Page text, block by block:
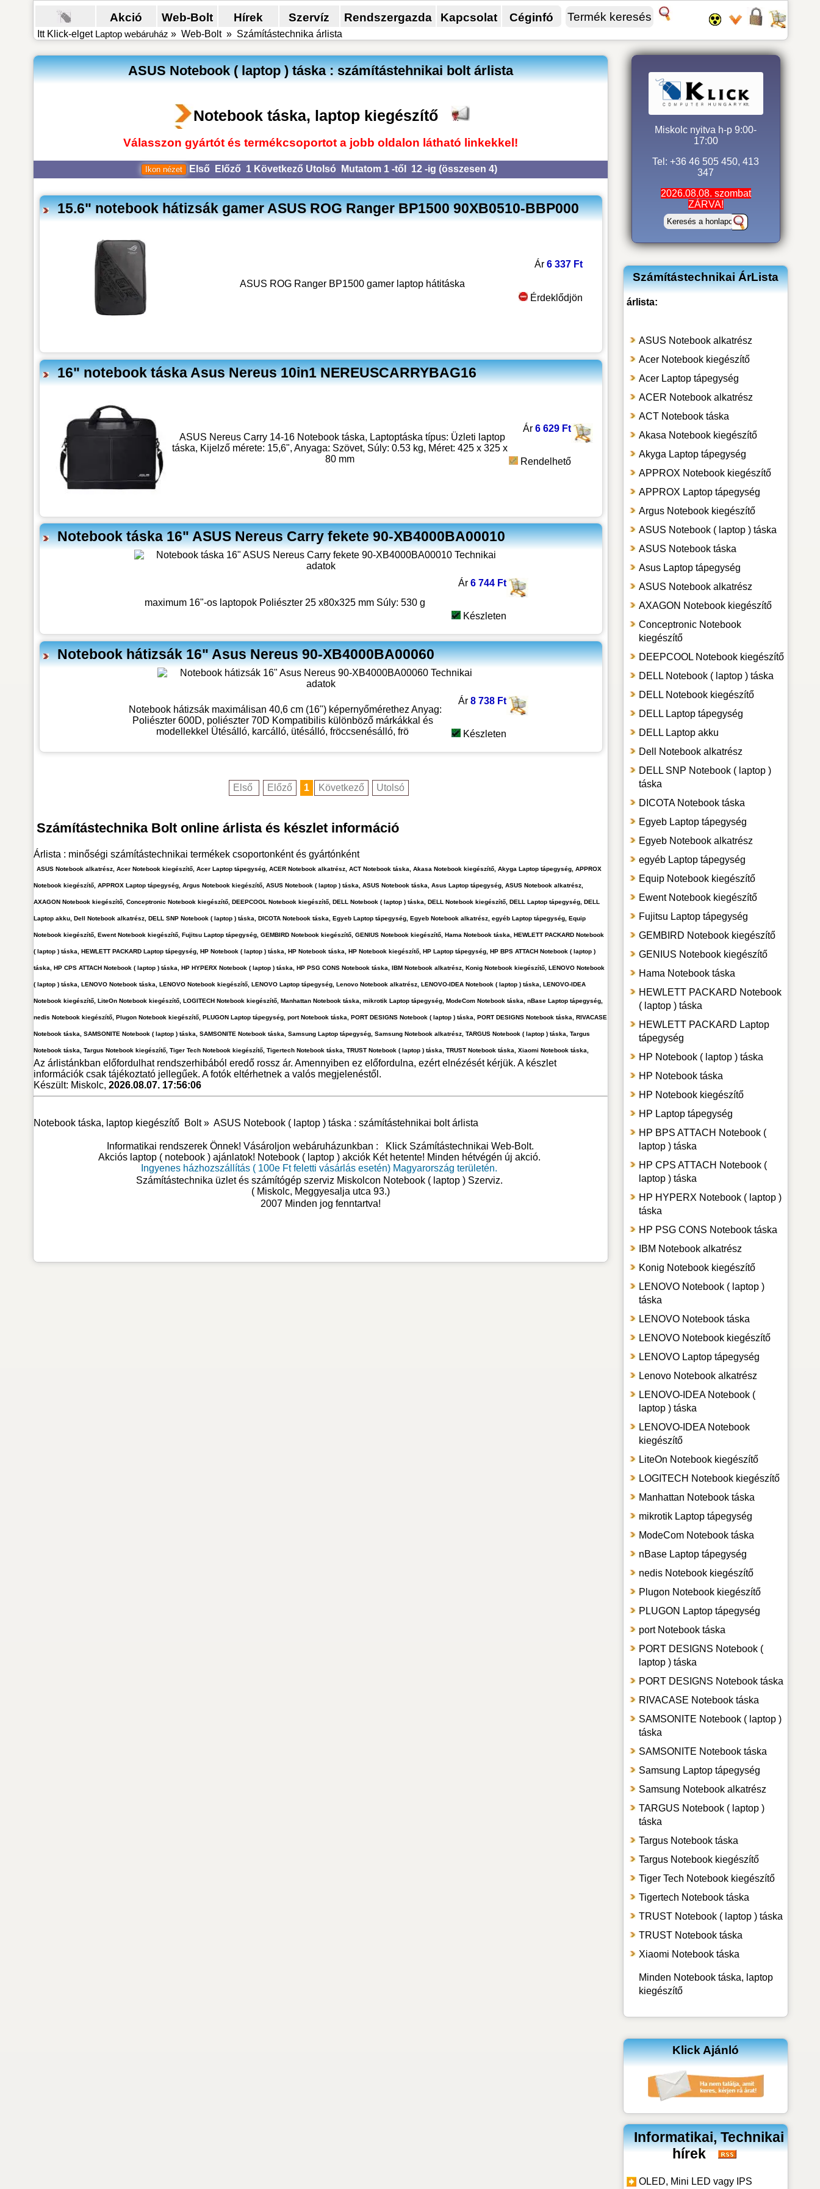
Akció Web-Bolt Hírek Szervíz Rendszergazda Kapcsolat Céginfó
Itt Klick-elget Laptop webáruház » Web-Bolt» Számítástechnika árlista
ASUS Notebook ( laptop ) táska : számítástehnikai bolt árlista
Notebook táska, laptop kiegészítő
Válasszon gyártót és termékcsoportot a jobb oldalon látható linkekkel!
Első Előző 1 Következő Utolsó Mutatom 1 -től 12 -ig (összesen 4)
15.6" notebook hátizsák gamer ASUS ROG Ranger BP1500 90XB0510-BBP000
ASUS ROG Ranger BP1500 gamer laptop hátitáska
Ár6 337 Ft
Érdeklődjön
16" notebook táska Asus Nereus 10in1 NEREUSCARRYBAG16
ASUS Nereus Carry 14-16 Notebook táska, Laptoptáska típus: Üzleti laptop
táska, Kijelző mérete: 15,6", Anyaga: Szövet, Súly: 0.53 kg, Méret: 425 x 325 x
80 mm
Ár 6 629 Ft
Rendelhető
Notebook táska 16" ASUS Nereus Carry fekete 90-XB4000BA00010
maximum 16"-os laptopok Poliészter 25 x80x325 mm Súly: 530 g
Ár 6 744 Ft
Készleten
Notebook hátizsák 16" Asus Nereus 90-XB4000BA00060
Notebook hátizsák maximálisan 40,6 cm (16") képernyőmérethez Anyag:
Poliészter 600D, poliészter 70D Kompatibilis különböző márkákkal és
modellekkel Ütésálló, karcálló, ütésálló, fröccsenésálló, frö
Ár 8 738 Ft
Készleten
Első Előző 1 Következő Utolsó
Számítástechnika Bolt online árlista és készlet információ
Árlista : minőségi számítástechnikai termékek csoportonként és gyártónként
ASUS Notebook alkatrész, Acer Notebook kiegészítő, Acer Laptop tápegység, ACER Notebook alkatrész, ACT Notebook táska, Akasa Notebook kiegészítő, Akyga Laptop tápegység, APPROX
Notebook kiegészítő, APPROX Laptop tápegység, Argus Notebook kiegészítő, ASUS Notebook ( laptop ) táska, ASUS Notebook táska, Asus Laptop tápegység, ASUS Notebook alkatrész,
AXAGON Notebook kiegészítő, Conceptronic Notebook kiegészítő, DEEPCOOL Notebook kiegészítő, DELL Notebook ( laptop ) táska, DELL Notebook kiegészítő, DELL Laptop tápegység, DELL
Laptop akku, Dell Notebook alkatrész, DELL SNP Notebook ( laptop ) táska, DICOTA Notebook táska, Egyeb Laptop tápegység, Egyeb Notebook alkatrész, egyéb Laptop tápegység, Equip
Notebook kiegészítő, Ewent Notebook kiegészítő, Fujitsu Laptop tápegység, GEMBIRD Notebook kiegészítő, GENIUS Notebook kiegészítő, Hama Notebook táska, HEWLETT PACKARD Notebook
( laptop ) táska, HEWLETT PACKARD Laptop tápegység, HP Notebook ( laptop ) táska, HP Notebook táska, HP Notebook kiegészítő, HP Laptop tápegység, HP BPS ATTACH Notebook ( laptop )
táska, HP CPS ATTACH Notebook ( laptop ) táska, HP HYPERX Notebook ( laptop ) táska, HP PSG CONS Notebook táska, IBM Notebook alkatrész, Konig Notebook kiegészítő, LENOVO Notebook
( laptop ) táska, LENOVO Notebook táska, LENOVO Notebook kiegészítő, LENOVO Laptop tápegység, Lenovo Notebook alkatrész, LENOVO-IDEA Notebook ( laptop ) táska, LENOVO-IDEA
Notebook kiegészítő, LiteOn Notebook kiegészítő, LOGITECH Notebook kiegészítő, Manhattan Notebook táska, mikrotik Laptop tápegység, ModeCom Notebook táska, nBase Laptop tápegység,
nedis Notebook kiegészítő, Plugon Notebook kiegészítő, PLUGON Laptop tápegység, port Notebook táska, PORT DESIGNS Notebook ( laptop ) táska, PORT DESIGNS Notebook táska, RIVACASE
Notebook táska, SAMSONITE Notebook ( laptop ) táska, SAMSONITE Notebook táska, Samsung Laptop tápegység, Samsung Notebook alkatrész, TARGUS Notebook ( laptop ) táska, Targus
Notebook táska, Targus Notebook kiegészítő, Tiger Tech Notebook kiegészítő, Tigertech Notebook táska, TRUST Notebook ( laptop ) táska, TRUST Notebook táska, Xiaomi Notebook táska,
Az árlistánkban előfordulhat rendszerhibából eredő rossz ár. Amennyiben ez előfordulna, ezért elnézését kérjük. A készlet
információk csak tájékoztató jellegűek. A fotók eltérhetnek a valós megjelenéstől.
Készült: Miskolc, 2026.08.07. 17:56:06
Notebook táska, laptop kiegészítőBolt » ASUS Notebook ( laptop ) táska : számítástehnikai bolt árlista
Informatikai rendszerek Önnek! Vásároljon webáruházunkban : Klick Számítástechnikai Web-Bolt.
Akciós laptop ( notebook ) ajánlatok! Notebook ( laptop ) akciók Két hetente! Minden hétvégén új akció.
Ingyenes házhozszállítás ( 100e Ft feletti vásárlás esetén) Magyarország területén.
Számítástechnika üzlet és számítógép szerviz Miskolcon Notebook ( laptop ) Szerviz.
( Miskolc, Meggyesalja utca 93.)
2007 Minden jog fenntartva!
Miskolc nyitva h-p 9:00-
17:00
Tel: +36 46 505 450, 413
347
2026.08.08. szombat
ZÁRVA!
Számítástechnikai ÁrLista
árlista:
ASUS Notebook alkatrész
Acer Notebook kiegészítő
Acer Laptop tápegység
ACER Notebook alkatrész
ACT Notebook táska
Akasa Notebook kiegészítő
Akyga Laptop tápegység
APPROX Notebook kiegészítő
APPROX Laptop tápegység
Argus Notebook kiegészítő
ASUS Notebook ( laptop ) táska
ASUS Notebook táska
Asus Laptop tápegység
ASUS Notebook alkatrész
AXAGON Notebook kiegészítő
Conceptronic Notebook
kiegészítő
DEEPCOOL Notebook kiegészítő
DELL Notebook ( laptop ) táska
DELL Notebook kiegészítő
DELL Laptop tápegység
DELL Laptop akku
Dell Notebook alkatrész
DELL SNP Notebook ( laptop )
táska
DICOTA Notebook táska
Egyeb Laptop tápegység
Egyeb Notebook alkatrész
egyéb Laptop tápegység
Equip Notebook kiegészítő
Ewent Notebook kiegészítő
Fujitsu Laptop tápegység
GEMBIRD Notebook kiegészítő
GENIUS Notebook kiegészítő
Hama Notebook táska
HEWLETT PACKARD Notebook
( laptop ) táska
HEWLETT PACKARD Laptop
tápegység
HP Notebook ( laptop ) táska
HP Notebook táska
HP Notebook kiegészítő
HP Laptop tápegység
HP BPS ATTACH Notebook (
laptop ) táska
HP CPS ATTACH Notebook (
laptop ) táska
HP HYPERX Notebook ( laptop )
táska
HP PSG CONS Notebook táska
IBM Notebook alkatrész
Konig Notebook kiegészítő
LENOVO Notebook ( laptop )
táska
LENOVO Notebook táska
LENOVO Notebook kiegészítő
LENOVO Laptop tápegység
Lenovo Notebook alkatrész
LENOVO-IDEA Notebook (
laptop ) táska
LENOVO-IDEA Notebook
kiegészítő
LiteOn Notebook kiegészítő
LOGITECH Notebook kiegészítő
Manhattan Notebook táska
mikrotik Laptop tápegység
ModeCom Notebook táska
nBase Laptop tápegység
nedis Notebook kiegészítő
Plugon Notebook kiegészítő
PLUGON Laptop tápegység
port Notebook táska
PORT DESIGNS Notebook (
laptop ) táska
PORT DESIGNS Notebook táska
RIVACASE Notebook táska
SAMSONITE Notebook ( laptop )
táska
SAMSONITE Notebook táska
Samsung Laptop tápegység
Samsung Notebook alkatrész
TARGUS Notebook ( laptop )
táska
Targus Notebook táska
Targus Notebook kiegészítő
Tiger Tech Notebook kiegészítő
Tigertech Notebook táska
TRUST Notebook ( laptop ) táska
TRUST Notebook táska
Xiaomi Notebook táska
Minden Notebook táska, laptop
kiegészítő
Klick Ajánló
Informatikai, Technikai
hírek
OLED, Mini LED vagy IPS